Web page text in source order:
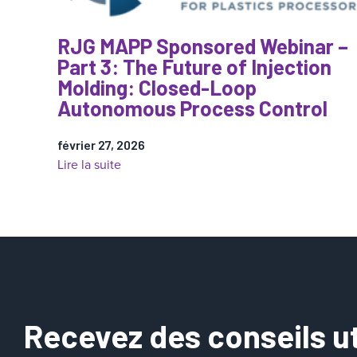
RJG MAPP Sponsored Webinar –
Part 3: The Future of Injection
Molding: Closed-Loop
Autonomous Process Control
février 27, 2026
Lire la suite:
Future
Recevez des conseils